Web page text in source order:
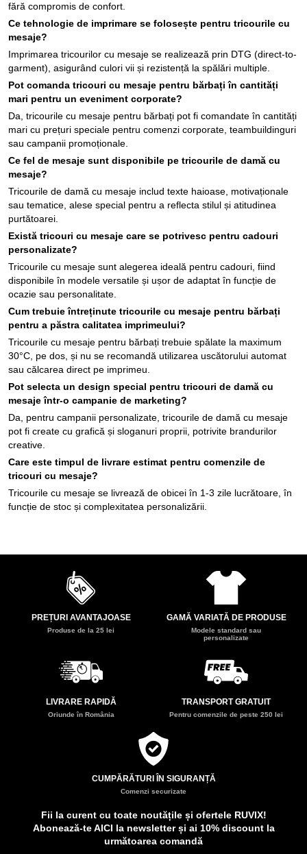
fără compromis de confort.
Ce tehnologie de imprimare se folosește pentru tricourile cu
mesaje?
Imprimarea tricourilor cu mesaje se realizează prin DTG (direct-to-
garment), asigurând culori vii și rezistență la spălări multiple.
Pot comanda tricouri cu mesaje pentru bărbați în cantități
mari pentru un eveniment corporate?
Da, tricourile cu mesaje pentru bărbați pot fi comandate în cantități
mari cu prețuri speciale pentru comenzi corporate, teambuildinguri
sau campanii promoționale.
Ce fel de mesaje sunt disponibile pe tricourile de damă cu
mesaje?
Tricourile de damă cu mesaje includ texte haioase, motivaționale
sau tematice, alese special pentru a reflecta stilul și atitudinea
purtătoarei.
Există tricouri cu mesaje care se potrivesc pentru cadouri
personalizate?
Tricourile cu mesaje sunt alegerea ideală pentru cadouri, fiind
disponibile în modele versatile și ușor de adaptat în funcție de
ocazie sau personalitate.
Cum trebuie întreținute tricourile cu mesaje pentru bărbați
pentru a păstra calitatea imprimeului?
Tricourile cu mesaje pentru bărbați trebuie spălate la maximum
30°C, pe dos, și nu se recomandă utilizarea uscătorului automat
sau călcarea direct pe imprimeu.
Pot selecta un design special pentru tricouri de damă cu
mesaje într-o campanie de marketing?
Da, pentru campanii personalizate, tricourile de damă cu mesaje
pot fi create cu grafică și sloganuri proprii, potrivite brandurilor
creative.
Care este timpul de livrare estimat pentru comenzile de
tricouri cu mesaje?
Tricourile cu mesaje se livrează de obicei în 1-3 zile lucrătoare, în
funcție de stoc și complexitatea personalizării.
PREȚURI AVANTAJOASE
Produse de la 25 lei
GAMĂ VARIATĂ DE PRODUSE
Modele standard sau
personalizate
LIVRARE RAPIDĂ
Oriunde în România
TRANSPORT GRATUIT
Pentru comenzile de peste 250 lei
CUMPĂRĂTURI ÎN SIGURANȚĂ
Comenzi securizate
Fii la curent cu toate noutățile și ofertele RUVIX!
Abonează-te AICI la newsletter și ai 10% discount la
următoarea comandă